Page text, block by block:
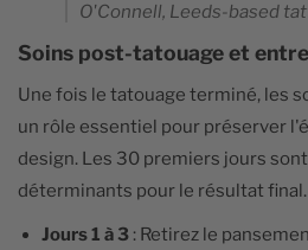
O'Connell, Leeds-based
Soins post-tatouage et
Une fois le tatouage terminé, les
un rôle essentiel pour préserver
design. Les 30 premiers jours
déterminants pour le résultat final.
Jours 1 à 3 : Retirez le